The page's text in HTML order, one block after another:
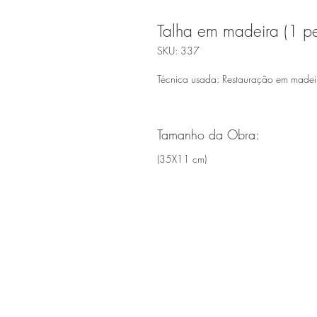
Talha em madeira (1
SKU: 337
Técnica usada: Restauração em
Tamanho da Obra:
(35X11 cm)